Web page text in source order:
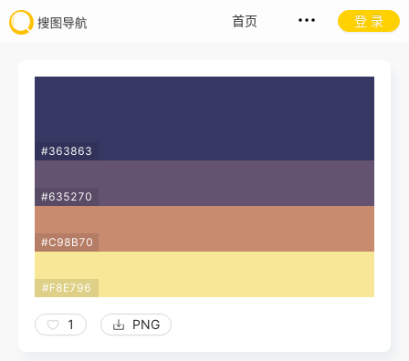
首页 登 录
#363863
#635270
#C98B70
#F8E796
1 PNG